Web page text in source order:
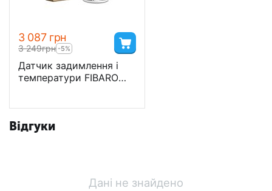
3 087 грн
3 249грн -5%
Датчик задимлення і
температури FIBARO
Відгуки
Дані не знайдено